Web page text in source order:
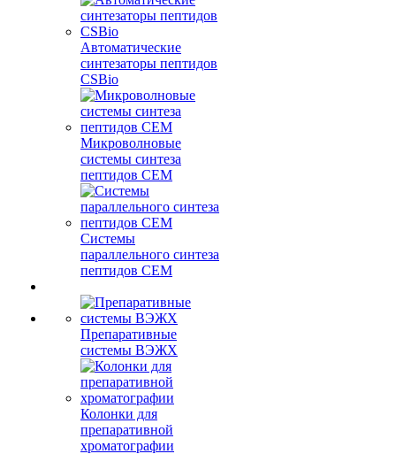
Автоматические
синтезаторы пептидов
CSBio
Микроволновые
системы синтеза
пептидов CEM
Системы
параллельного синтеза
пептидов CEM
Препаративные
системы ВЭЖХ
Колонки для
препаративной
хроматографии